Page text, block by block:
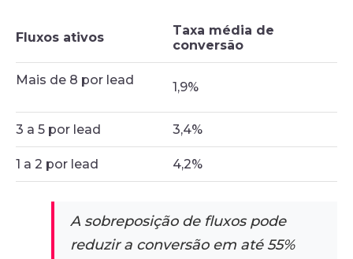
Fluxos ativos
Taxa média de
conversão
Mais de 8 por lead 1,9%
3 a 5 por lead 3,4%
1 a 2 por lead 4,2%
A sobreposição de fluxos pode
reduzir a conversão em até 55%